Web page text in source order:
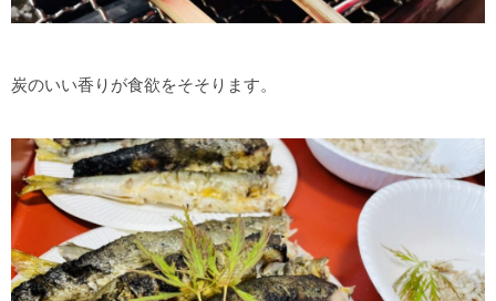
炭のいい香りが食欲をそそります。